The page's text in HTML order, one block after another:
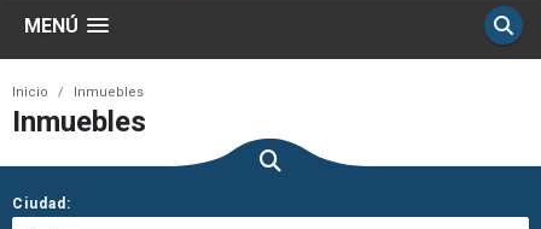
MENÚ
Inicio Inmuebles
Inmuebles
Ciudad: